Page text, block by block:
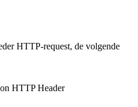
HTTP-request, de volgende
HTTP Header